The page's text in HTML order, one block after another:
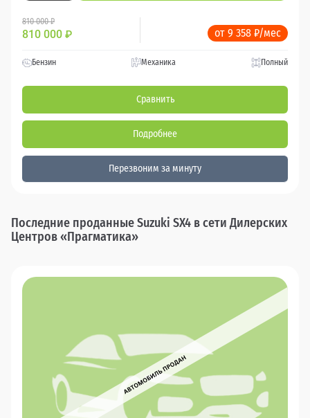
810 000 ₽
810 000 ₽ от 9 358 ₽/мес
Бензин Механика Полный
Сравнить
Подробнее
Перезвоним за минуту
Последние проданные Suzuki SX4 в сети Дилерских
Центров «Прагматика»